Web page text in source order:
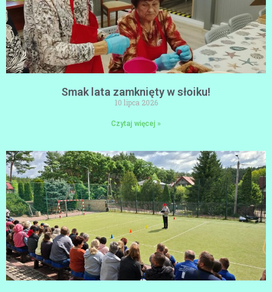
Smak lata zamknięty w słoiku!
10 lipca 2026
Czytaj więcej »